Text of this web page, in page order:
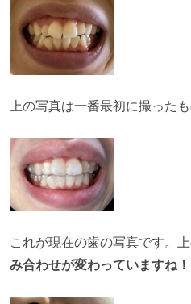
上の写真は一番最初に撮ったも
これが現在の歯の写真です。
み合わせが変わっていますね！